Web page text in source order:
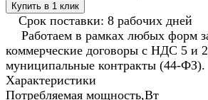
Купить в 1 клик
Срок поставки: 8 рабочих дней
Работаем в рамках любых форм
коммерческие договоры с НДС 5 и
муниципальные контракты (44-ФЗ).
Характеристики
Потребляемая мощность,Вт